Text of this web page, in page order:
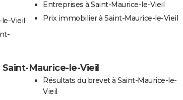
Vieil
Entreprises à Saint-Maurice-le-Vieil
Prix immobilier à Saint-Maurice-le-Vieil
Maurice-le-Vieil
Résultats du brevet à Saint-Maurice-le-
Vieil